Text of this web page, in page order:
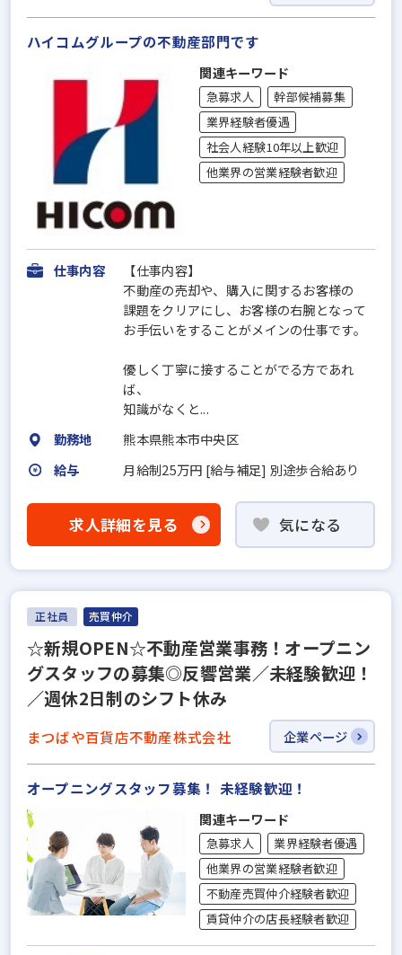
ハイコムグループの不動産部門です
関連キーワード
急募求人
幹部候補募集
業界経験者優遇
社会人経験10年以上歓迎
他業界の営業経験者歓迎
仕事内容
【仕事内容】
不動産の売却や、購入に関するお客様の
課題をクリアにし、お客様の右腕となって
お手伝いをすることがメインの仕事です。
優しく丁寧に接することがでる方であれ
ば、
知識がなくと...
勤務地
熊本県熊本市中央区
給与
月給制25万円 [給与補足] 別途歩合給あり
求人詳細を見る 気になる
正社員 売買仲介
☆新規OPEN☆不動産営業事務！オープニン
グスタッフの募集◎反響営業／未経験歓迎！
／週休2日制のシフト休み
まつばや百貨店不動産株式会社 企業ページ
オープニングスタッフ募集！ 未経験歓迎！
関連キーワード
急募求人
業界経験者優遇
他業界の営業経験者歓迎
不動産売買仲介経験者歓迎
賃貸仲介の店長経験者歓迎